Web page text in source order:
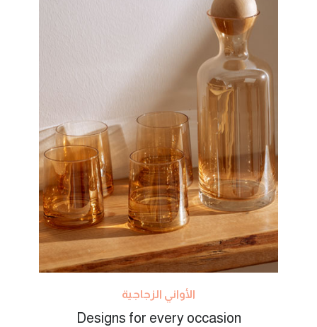
الأواني الزجاجية
Designs for every occasion